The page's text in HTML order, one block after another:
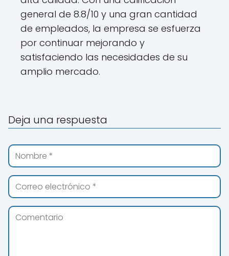
general de 8.8/10 y una gran cantidad
de empleados, la empresa se esfuerza
por continuar mejorando y
satisfaciendo las necesidades de su
amplio mercado.
Deja una respuesta